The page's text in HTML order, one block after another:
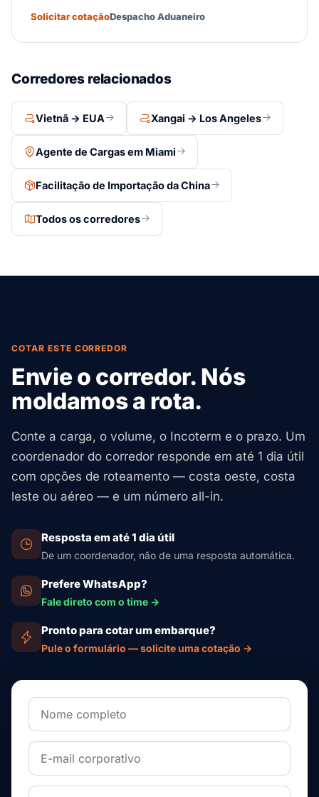
Solicitar cotaçãoDespacho Aduaneiro
Corredores relacionados
Vietnã → EUA Xangai → Los Angeles
Agente de Cargas em Miami
Facilitação de Importação da China
Todos os corredores
COTAR ESTE CORREDOR
Envie o corredor. Nós
moldamos a rota.
Conte a carga, o volume, o Incoterm e o prazo. Um
coordenador do corredor responde em até 1 dia útil
com opções de roteamento — costa oeste, costa
leste ou aéreo — e um número all-in.
Resposta em até 1 dia útil
De um coordenador, não de uma resposta automática.
Prefere WhatsApp?
Fale direto com o time →
Pronto para cotar um embarque?
Pule o formulário — solicite uma cotação →